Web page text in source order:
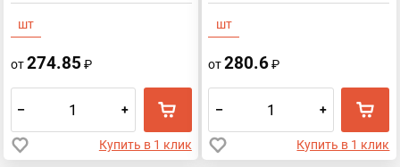
шт
от274.85 ₽
– +
Купить в 1 клик
шт
от280.6₽
– +
Купить в 1 клик